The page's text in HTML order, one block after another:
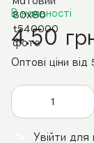
В наявності
4.50
Оптові ціни від
Увійти для